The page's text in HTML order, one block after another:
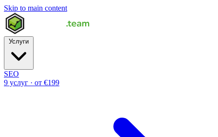
Skip to main content
SEO
9 услуг · от €199